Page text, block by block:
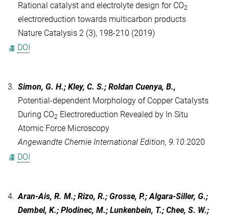
Rational catalyst and electrolyte design for CO2
electroreduction towards multicarbon products
Nature Catalysis 2 (3), 198-210 (2019)
DOI
3. Simon, G. H.; Kley, C. S.; Roldan Cuenya, B.,
Potential-dependent Morphology of Copper Catalysts
During CO2 Electroreduction Revealed by In Situ
Atomic Force Microscopy
Angewandte Chemie International Edition, 9.10.2020
DOI
4. Aran-Ais, R. M.; Rizo, R.; Grosse, P.; Algara-Siller, G.;
Dembel, K.; Plodinec, M.; Lunkenbein, T.; Chee, S. W.;